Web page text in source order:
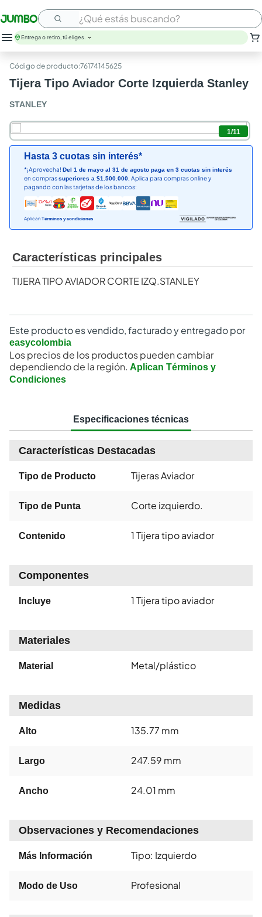
¿Qué estás buscando?
huevos
arroz
papel higienico
aceite
queso
pollo
carne
Entrega o retiro, tú eliges.
:76174145625
Tijera Tipo Aviador Corte Izquierda Stanley
STANLEY
1/11
Hasta 3 cuotas sin interés*
*¡Aprovecha! Del 1 de mayo al 31 de agosto paga en 3 cuotas sin interés
en comprassuperiores a $1.500.000. Aplica para compras online y
pagando con las tarjetas de los bancos:
Aplican Términos y condiciones
Características principales
TIJERA TIPO AVIADOR CORTE IZQ.STANLEY
Este producto es vendido, facturado y entregado por
easycolombia
Los precios de los productos pueden cambiar
dependiendo de la región. Aplican Términos y
Condiciones
Especificaciones técnicas
Características Destacadas
Tipo de Producto Tijeras Aviador
Tipo de Punta Corte izquierdo.
Contenido 1 Tijera tipo aviador
Componentes
Incluye 1 Tijera tipo aviador
Materiales
Material Metal/plástico
Medidas
Alto 135.77 mm
Largo 247.59 mm
Ancho 24.01 mm
Observaciones y Recomendaciones
Más Información Tipo: Izquierdo
Modo de Uso Profesional